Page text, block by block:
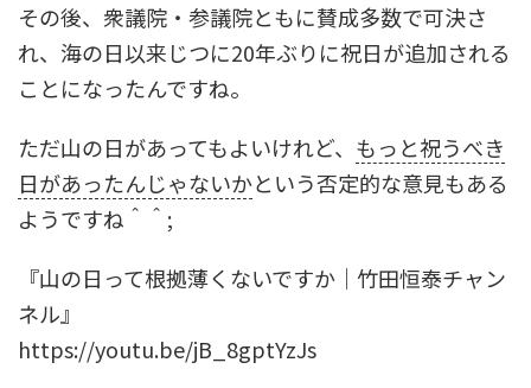
その後、衆議院・参議院ともに賛成多数で可決さ
れ、 海の日以来じつに20年ぶりに祝日が追加される
ことになったんですね。
ただ山の日があってもよいけれど、 もっと祝うべき
日があったんじゃないかという否定的な意見もある
ようですね＾＾;
『山の日って根拠薄くないですか｜竹田恒泰チャン
ネル』
https://youtu.be/jB_8gptYzJs